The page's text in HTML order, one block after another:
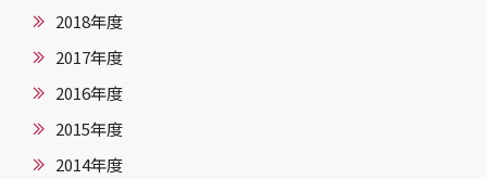
2018年度
2017年度
2016年度
2015年度
2014年度